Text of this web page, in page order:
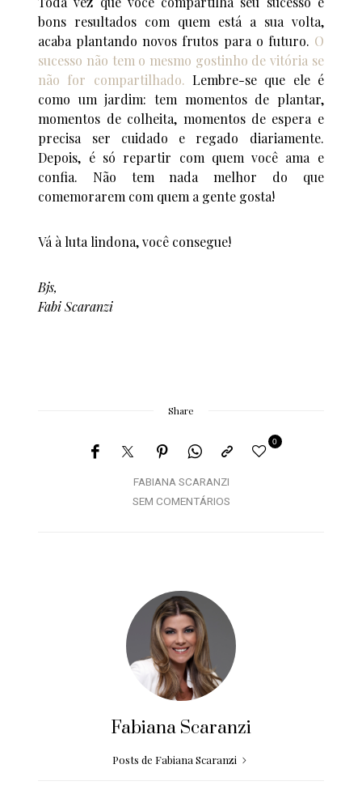
bons resultados com quem está a sua volta,
acaba plantando novos frutos para o futuro. O
sucesso não tem o mesmo gostinho de vitória se
não for compartilhado. Lembre-se que ele é
como um jardim: tem momentos de plantar,
momentos de colheita, momentos de espera e
precisa ser cuidado e regado diariamente.
Depois, é só repartir com quem você ama e
confia. Não tem nada melhor do que
comemorarem com quem a gente gosta!
Vá à luta lindona, você consegue!
Bjs,
Fabi Scaranzi
Share
FABIANA SCARANZI
0
SEM COMENTÁRIOS
Fabiana Scaranzi
Posts de Fabiana Scaranzi